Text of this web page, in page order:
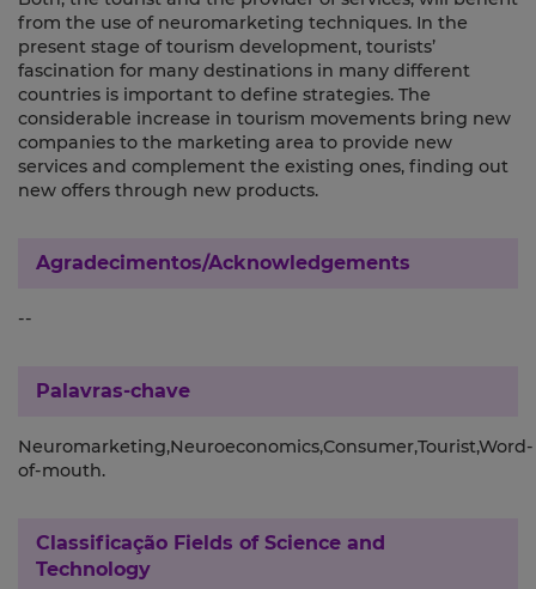
from the use of neuromarketing techniques. In the
present stage of tourism development, tourists’
fascination for many destinations in many different
countries is important to define strategies. The
considerable increase in tourism movements bring new
companies to the marketing area to provide new
services and complement the existing ones, finding out
new offers through new products.
Agradecimentos/Acknowledgements
--
Palavras-chave
Neuromarketing,Neuroeconomics,Consumer,Tourist,Word-
of-mouth.
Classificação Fields of Science and
Technology